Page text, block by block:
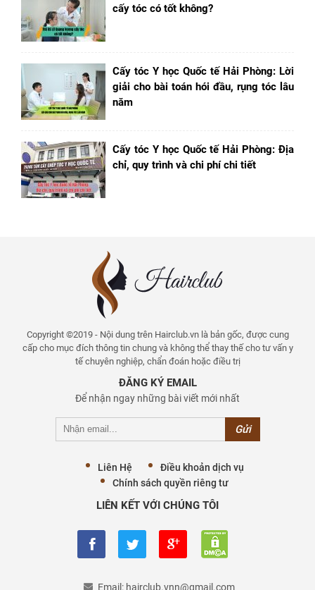
cấy tóc có tốt không?
Cấy tóc Y học Quốc tế Hải Phòng: Lời
giải cho bài toán hói đầu, rụng tóc lâu
năm
Cấy tóc Y học Quốc tế Hải Phòng: Địa
chỉ, quy trình và chi phí chi tiết
Copyright ©2019 - Nội dung trên Hairclub.vn là bản gốc, được cung
cấp cho mục đích thông tin chung và không thể thay thế cho tư vấn y
tế chuyên nghiệp, chẩn đoán hoặc điều trị
ĐĂNG KÝ EMAIL
Để nhận ngay những bài viết mới nhất
Liên Hệ
Điều khoản dịch vụ
Chính sách quyền riêng tư
LIÊN KẾT VỚI CHÚNG TÔI
Email: hairclub.vnn@gmail.com